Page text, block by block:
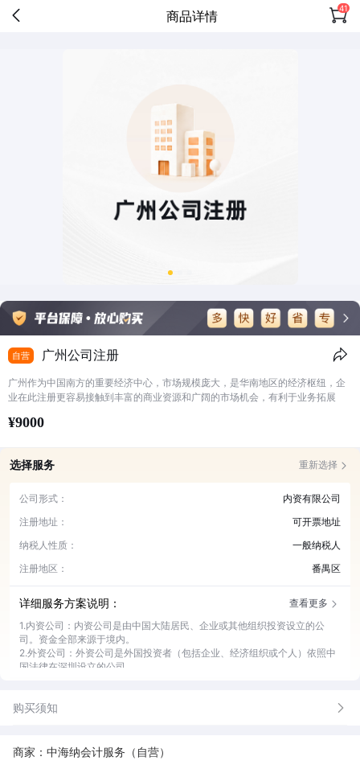
商品详情 41
自营 广州公司注册
广州作为中国南方的重要经济中心，市场规模庞大，是华南地区的经济枢纽，企
业在此注册更容易接触到丰富的商业资源和广阔的市场机会，有利于业务拓展
¥9000
选择服务 重新选择
公司形式：
内资有限公司
注册地址：
可开票地址
纳税人性质：
一般纳税人
注册地区：
番禺区
详细服务方案说明：
查看更多
1.内资公司：内资公司是由中国大陆居民、企业或其他组织投资设立的公
司。资金全部来源于境内。
2.外资公司：外资公司是外国投资者（包括企业、经济组织或个人）依照中
国法律在深圳设立的公司。
4.可开票地址：在广州，税务部门对于企业的经营地址有严格的监管。可开
动真实、稳定，便于税务部门对企业的开票行为进行监管，防止虚开发票等
营的公司，相对成本较低。
6.小规模纳税人：小规模纳税人是指年应征增值税销售额未超过规定标准
购买须知
商家：中海纳会计服务（自营）